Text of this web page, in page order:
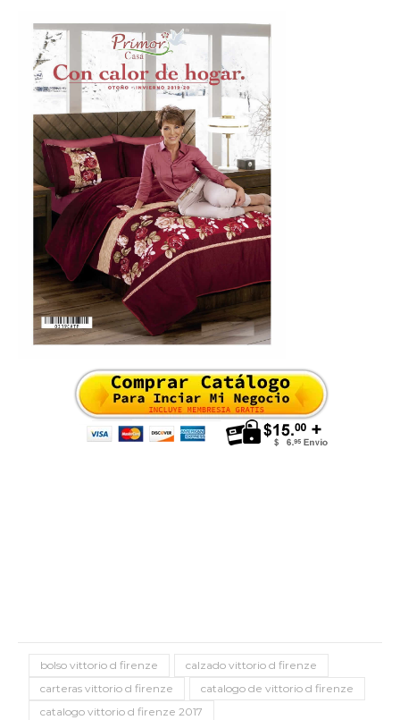
bolso vittorio d firenze
calzado vittorio d firenze
carteras vittorio d firenze
catalogo de vittorio d firenze
catalogo vittorio d firenze 2017